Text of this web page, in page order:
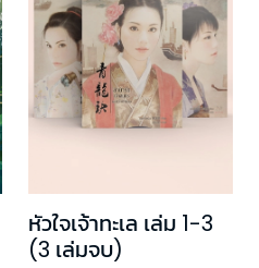
หัวใจเจ้าทะเล เล่ม 1-3
(3 เล่มจบ)